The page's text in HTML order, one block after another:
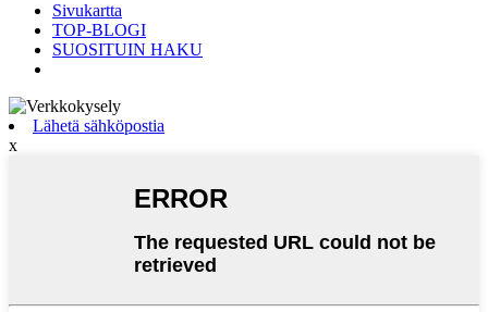
Sivukartta
TOP-BLOGI
SUOSITUIN HAKU
Lähetä sähköpostia
x